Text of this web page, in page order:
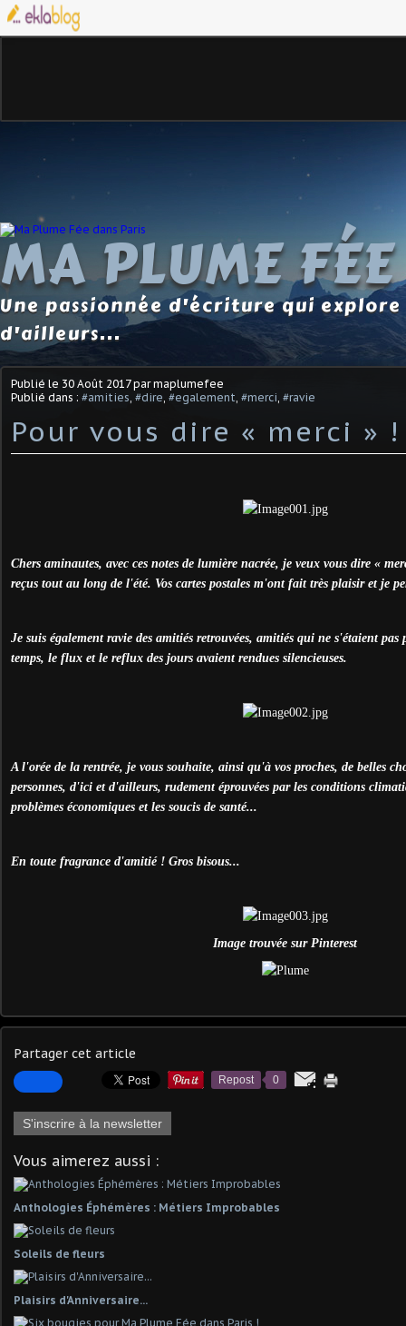
MA PLUME
Une passionnée d'écriture qui
d'ailleurs...
Publié le 30 Août 2017par maplumefee
Publié dans : #amities #dire #egalement #merci #ravie
Pour vous dire « merci » !
Chers aminautes, avec ces notes de lumière nacrée, je veux vous dire «
reçus tout au long de l'été. Vos cartes postales m'ont fait très plaisir et je
Je suis également ravie des amitiés retrouvées, amitiés qui ne s'étaient
temps, le flux et le reflux des jours avaient rendues silencieuses.
A l'orée de la rentrée, je vous souhaite, ainsi qu'à vos proches, de belles
personnes, d'ici et d'ailleurs, rudement éprouvées par les conditions
problèmes économiques et les soucis de santé...
En toute fragrance d'amitié ! Gros bisous...
Image trouvée sur Pinterest
Partager cet article
Repost 0
S'inscrire à la newsletter
Vous aimerez aussi :
Anthologies Éphémères : Métiers Improbables
Soleils de fleurs
Plaisirs d'Anniversaire...